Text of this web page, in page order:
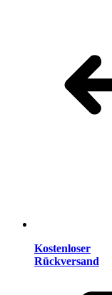
Kostenloser
Rückversand